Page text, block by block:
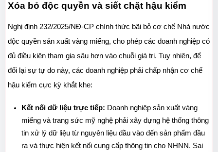
Xóa bỏ độc quyền và siết chặt hậu kiểm
Nghị định 232/2025/NĐ-CP chính thức bãi bỏ cơ chế Nhà nước
độc quyền sản xuất vàng miếng, cho phép các doanh nghiệp có
đủ điều kiện tham gia sâu hơn vào chuỗi giá trị. Tuy nhiên, để
đổi lại sự tự do này, các doanh nghiệp phải chấp nhận cơ chế
hậu kiểm cực kỳ khắt khe:
Kết nối dữ liệu trực tiếp: Doanh nghiệp sản xuất vàng
miếng và trang sức mỹ nghệ phải xây dựng hệ thống thông
tin xử lý dữ liệu từ nguyên liệu đầu vào đến sản phẩm đầu
ra và thực hiện kết nối cung cấp thông tin cho NHNN. Sai